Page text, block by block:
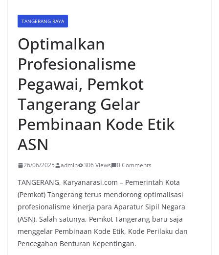
TANGERANG RAYA
Optimalkan
Profesionalisme
Pegawai, Pemkot
Tangerang Gelar
Pembinaan Kode Etik
ASN
26/06/2025 admin 306 Views 0 Comments
TANGERANG, Karyanarasi.com – Pemerintah Kota
(Pemkot) Tangerang terus mendorong optimalisasi
profesionalisme kinerja para Aparatur Sipil Negara
(ASN). Salah satunya, Pemkot Tangerang baru saja
menggelar Pembinaan Kode Etik, Kode Perilaku dan
Pencegahan Benturan Kepentingan.